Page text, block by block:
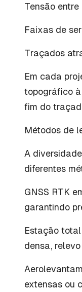
Tensão
Faixas de
Traçados
Em cada
topográfico
fim do
Métodos de
A
diferentes
GNSS RTK
garantindo
Estação
densa,
extensas ou